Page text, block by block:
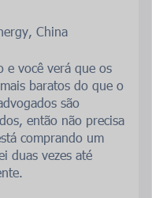
China
e você verá que os
baratos do que o
são
então não precisa
comprando um
duas vezes até